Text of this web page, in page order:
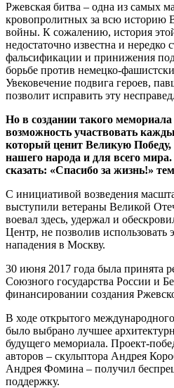
Ржевская битва – одна из самых
кровопролитных за всю историю
войны. К сожалению, история
недостаточно известна и
фальсификации и принижения
борьбе против немецко-
Увековечение подвига героев,
позволит исправить эту
Но в создании такого
возможность участвовать
который ценит Великую Победу,
нашего народа и для всего
сказать: «Спасибо за жизнь!»
С инициативой возведения
выступили ветераны Великой
воевал здесь, удержал и
Центр, не позволив использовать
нападения в Москву.
30 июня 2017 года была принята
Союзного государства России и
финансировании создания
В ходе открытого
было выбрано лучшее
будущего мемориала. Проект-
авторов – скульптора Андрея
Андрея Фомина – получил
поддержку.